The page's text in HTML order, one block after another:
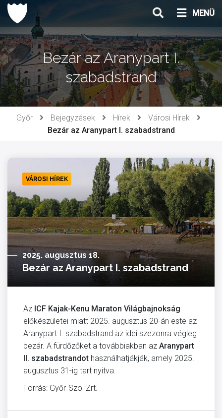
Ugrás
tartalomhoz
MENÜ
Bezár az Aranypart I.
szabadstrand
Győr Bejegyzések Hírek
Városi Hírek
Bezár az Aranypart I. szabadstrand
VÁROSI HÍREK
2025. augusztus 18.
Bezár az Aranypart I. szabadstrand
Az ICF Kajak-Kenu Maraton Világbajnokság
előkészületei miatt 2025. augusztus 20-án este az
Aranypart I. szabadstrand az idei szezonra végleg
bezár. A fürdőzőket a továbbiakban az Aranypart
II. szabadstrandot használhatjákják, amely 2025.
augusztus 31-ig tart nyitva.
Forrás: Győr-Szol Zrt.